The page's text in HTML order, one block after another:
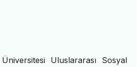
Uluslararası Sosyal